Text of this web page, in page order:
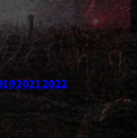
20212022